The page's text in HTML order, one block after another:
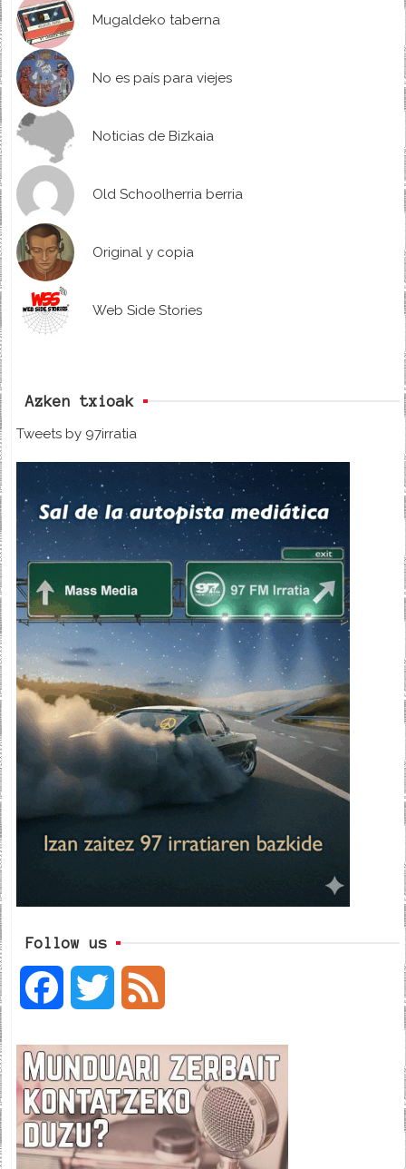
Mugaldeko taberna
No es país para viejes
Noticias de Bizkaia
Old Schoolherria berria
Original y copia
Web Side Stories
Azken txioak
Tweets by 97irratia
Follow us
c
e
b
i
t
t
e
d